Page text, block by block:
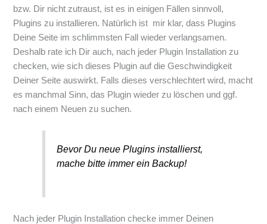
bzw. Dir nicht zutraust, ist es in einigen Fällen sinnvoll,
Plugins zu installieren. Natürlich ist mir klar, dass Plugins
Deine Seite im schlimmsten Fall wieder verlangsamen.
Deshalb rate ich Dir auch, nach jeder Plugin Installation zu
checken, wie sich dieses Plugin auf die Geschwindigkeit
Deiner Seite auswirkt. Falls dieses verschlechtert wird, macht
es manchmal Sinn, das Plugin wieder zu löschen und ggf.
nach einem Neuen zu suchen.
Bevor Du neue Plugins installierst,
mache bitte immer ein Backup!
Nach jeder Plugin Installation checke immer Deinen